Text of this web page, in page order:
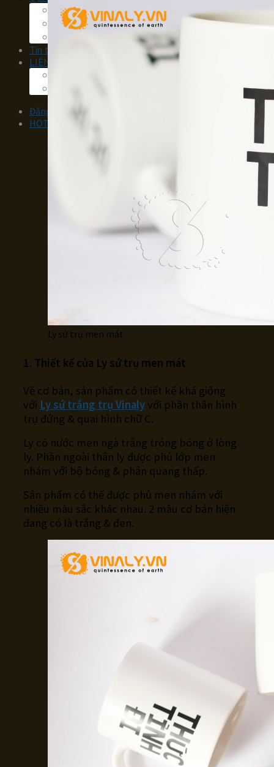
QUÀ TẾT IN LOGO
QUÀ TẶNG ĐẠI HỘI
Tin tức
LIÊN HỆ
Đăng nhập / Đăng ký
HOTLINE
Ly sứ trụ men mát
1. Thiết kế của Ly sứ trụ men mát
Về cơ bản, sản phẩm có thiết kế khá giống
với Ly sứ trắng trụ Vinaly với phần thân hình
trụ đứng & quai hình chữ C.
Ly có nước men ngà trắng tróng bóng ở lòng
ly. Phần ngoài thân ly được phủ lớp men
nhám với bộ bóng & phản quang thấp.
Sản phẩm có thể được phủ men nhám với
nhiều màu sắc khác nhau. 2 màu cơ bản hiện
đang có là trắng & đen.